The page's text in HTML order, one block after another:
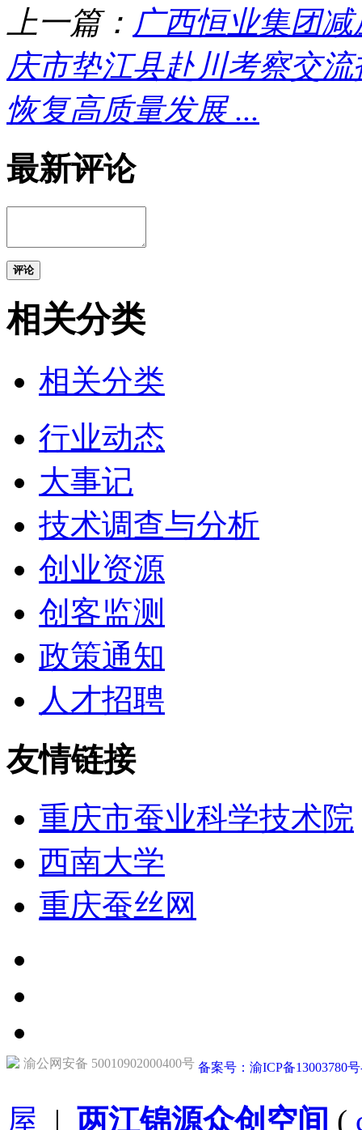
上一篇： 广西恒业集团
庆市垫江县赴川考察交
恢复高质量发展 ...
最新评论
评论
相关分类
相关分类
行业动态
大事记
技术调查与分析
创业资源
创客监测
政策通知
人才招聘
友情链接
重庆市蚕业科学技术院
西南大学
重庆蚕丝网
渝公网安备 50010902000400号 备案号：渝ICP备13003780
屋 | 两江锦源众创空间 (